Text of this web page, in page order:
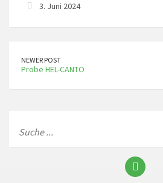
3. Juni 2024
NEWER POST
Probe HEL-CANTO